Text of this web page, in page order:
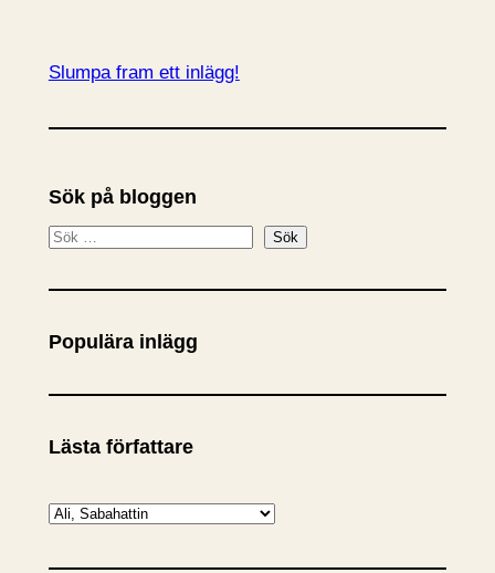
Slumpa fram ett inlägg!
Sök på bloggen
S
k
Sök
Populära inlägg
Lästa författare
K